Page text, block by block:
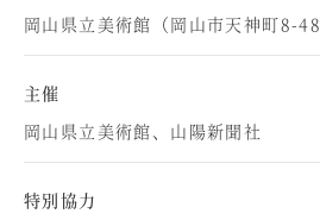
岡山県立美術館（岡山市天神町8-48
主催
岡山県立美術館、山陽新聞社
特別協力